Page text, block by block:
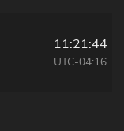
11:21:44
UTC-04:16